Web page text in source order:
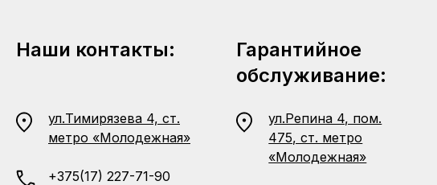
Наши контакты:
ул.Тимирязева 4, ст.
метро «Молодежная»
+375(17) 227-71-90
Гарантийное
обслуживание:
ул.Репина 4, пом.
475, ст. метро
«Молодежная»